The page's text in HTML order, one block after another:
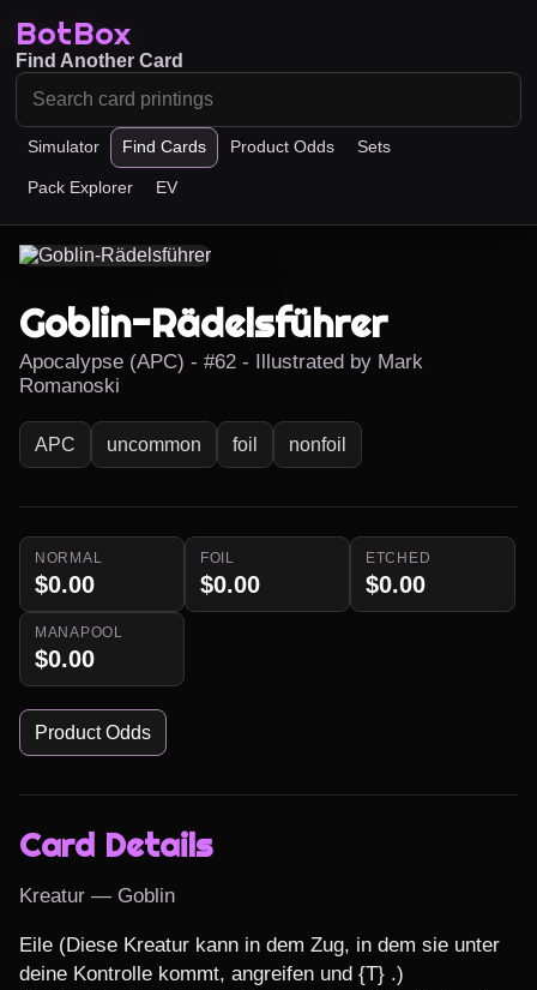
BotBox
Simulator Find Cards Product Odds Sets
Pack Explorer EV
Find Another Card
Goblin-Rädelsführer
Apocalypse (APC) - #62 - Illustrated by Mark
Romanoski
APC uncommon foil nonfoil
NORMAL
$0.00
FOIL
$0.00
ETCHED
$0.00
MANAPOOL
$0.00
Product Odds
Card Details
Kreatur — Goblin
Eile (Diese Kreatur kann in dem Zug, in dem sie unter
deine Kontrolle kommt, angreifen und {T} .)